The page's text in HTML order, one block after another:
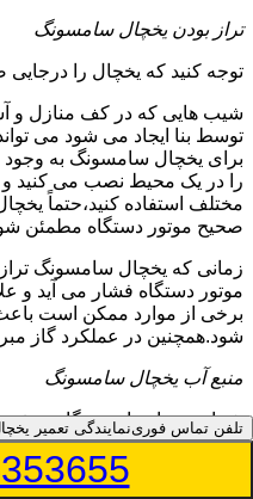
تراز بودن یخچال سامسونگ
توجه کنید که یخچال را
شیب هایی که در کف منازل و
توسط بنا ایجاد می شود می
برای یخچال سامسونگ به وجود
را در یک محیط نصب می کنید
مختلف استفاده کنید،حتماً
صحیح موتور دستگاه مطمئن
زمانی که یخچال سامسونگ
موتور دستگاه فشار می آید و
برخی از موارد ممکن است
شود.همچنین در عملکرد گاز
منبع آب یخچال سامسونگ
شما می توانید از دستگاه
کنید
در دفترچه راهنمای یخچال
تلفن تماس فورینمایندگی تعمیر